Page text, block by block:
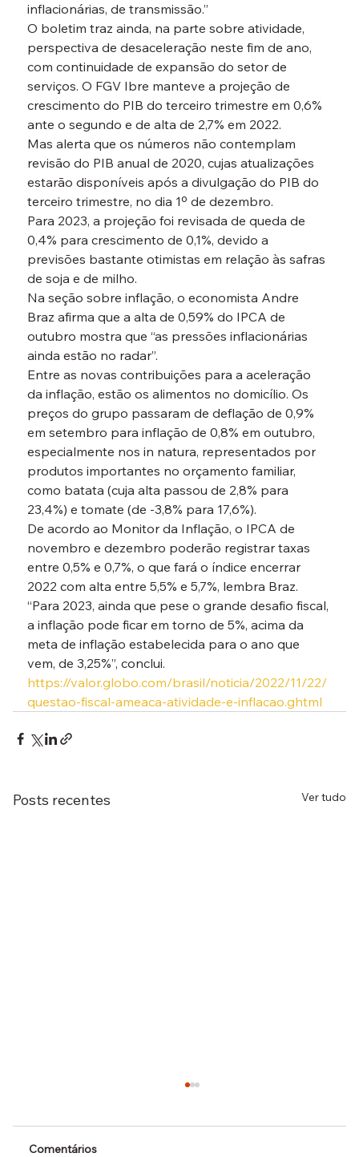
inflacionárias, de transmissão.”
O boletim traz ainda, na parte sobre atividade,
perspectiva de desaceleração neste fim de ano,
com continuidade de expansão do setor de
serviços. O FGV Ibre manteve a projeção de
crescimento do PIB do terceiro trimestre em 0,6%
ante o segundo e de alta de 2,7% em 2022.
Mas alerta que os números não contemplam
revisão do PIB anual de 2020, cujas atualizações
estarão disponíveis após a divulgação do PIB do
terceiro trimestre, no dia 1º de dezembro.
Para 2023, a projeção foi revisada de queda de
0,4% para crescimento de 0,1%, devido a
previsões bastante otimistas em relação às safras
de soja e de milho.
Na seção sobre inflação, o economista Andre
Braz afirma que a alta de 0,59% do IPCA de
outubro mostra que “as pressões inflacionárias
ainda estão no radar”.
Entre as novas contribuições para a aceleração
da inflação, estão os alimentos no domicílio. Os
preços do grupo passaram de deflação de 0,9%
em setembro para inflação de 0,8% em outubro,
especialmente nos in natura, representados por
produtos importantes no orçamento familiar,
como batata (cuja alta passou de 2,8% para
23,4%) e tomate (de -3,8% para 17,6%).
De acordo ao Monitor da Inflação, o IPCA de
novembro e dezembro poderão registrar taxas
entre 0,5% e 0,7%, o que fará o índice encerrar
2022 com alta entre 5,5% e 5,7%, lembra Braz.
“Para 2023, ainda que pese o grande desafio fiscal,
a inflação pode ficar em torno de 5%, acima da
meta de inflação estabelecida para o ano que
vem, de 3,25%”, conclui.
https://valor.globo.com/brasil/noticia/2022/11/22/
questao-fiscal-ameaca-atividade-e-inflacao.ghtml
Posts recentes Ver tudo
Comentários